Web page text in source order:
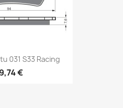
031 S33 Racing
€